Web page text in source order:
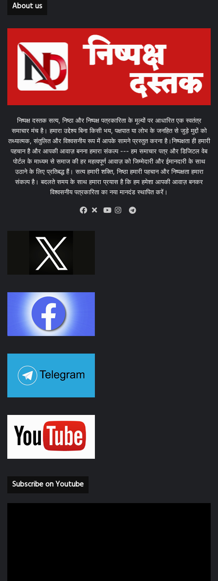
About us
निष्पक्ष दस्तक सत्य, निष्ठा और निष्पक्ष पत्रकारिता के मूल्यों पर आधारित एक स्वतंत्र
समाचार मंच है। हमारा उद्देश्य बिना किसी भय, पक्षपात या लोभ के जनहित से जुड़े मुद्दों को
तथ्यात्मक, संतुलित और विश्वसनीय रूप में आपके सामने प्रस्तुत करना है।निष्पक्षता ही हमारी
पहचान है और आपकी आवाज़ बनना हमारा संकल्प --- हम समाचार पत्र और डिजिटल वेब
पोर्टल के माध्यम से समाज की हर महत्वपूर्ण आवाज़ को जिम्मेदारी और ईमानदारी के साथ
उठाने के लिए प्रतिबद्ध हैं। सत्य हमारी शक्ति, निष्ठा हमारी पहचान और निष्पक्षता हमारा
संकल्प है। बदलते समय के साथ हमारा प्रयास है कि हम हमेशा आपकी आवाज़ बनकर
विश्वसनीय पत्रकारिता का नया मानदंड स्थापित करें।
X
Telegram
Subscribe on Youtube